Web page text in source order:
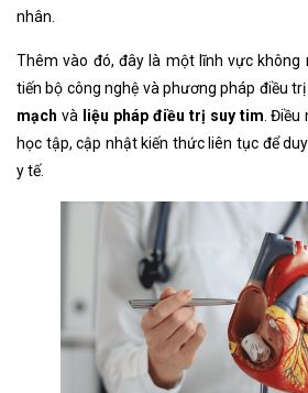
nhân.
Thêm vào đó, đây là một lĩnh vực không
tiến bộ công nghệ và phương pháp điều
mạch và liệu pháp điều trị suy tim. Điều
học tập, cập nhật kiến thức liên tục để
y tế.